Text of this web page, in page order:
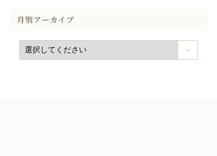
月別アーカイブ